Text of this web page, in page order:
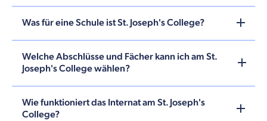
Was für eine Schule ist St. Joseph's College?
Welche Abschlüsse und Fächer kann ich am St.
Joseph's College wählen?
Wie funktioniert das Internat am St. Joseph's
College?